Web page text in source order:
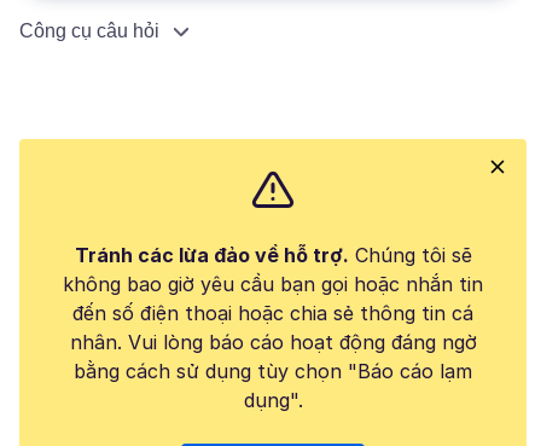
Công cụ câu hỏi
Tránh các lừa đảo về hỗ trợ. Chúng tôi sẽ
không bao giờ yêu cầu bạn gọi hoặc nhắn tin
đến số điện thoại hoặc chia sẻ thông tin cá
nhân. Vui lòng báo cáo hoạt động đáng ngờ
bằng cách sử dụng tùy chọn "Báo cáo lạm
dụng".